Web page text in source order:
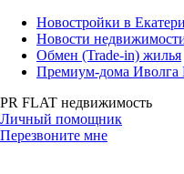
Новостройки в
Новости
Обмен (Trade-in) жилья
Премиум-дома Иволга
PR FLAT недвижимость
Личный помощник
Перезвоните мне